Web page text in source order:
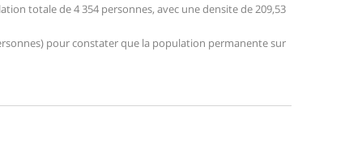
totale de 4 354 personnes, avec une densite de 209,53
pour constater que la population permanente sur